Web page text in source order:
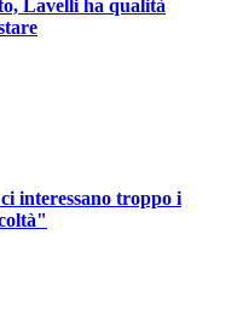
Lavelli ha qualità
interessano troppo i